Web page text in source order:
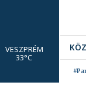
VESZPRÉM
33°C